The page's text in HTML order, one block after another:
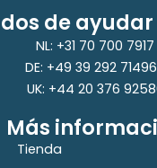
de ayudar
NL: +31 70 700 7917
DE: +49 39 292
UK: +44 20 376
Más
Tienda